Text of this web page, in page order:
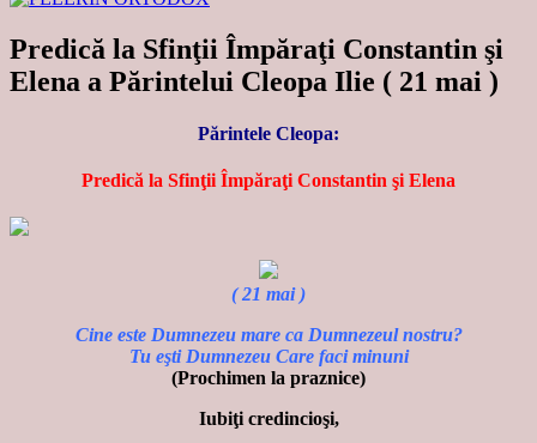
Predică la Sfinţii Împăraţi Constantin şi
Elena a Părintelui Cleopa Ilie ( 21 mai )
Părintele Cleopa:
Predică la Sfinţii Împăraţi Constantin şi Elena
( 21 mai )
Cine este Dumnezeu mare ca Dumnezeul nostru?
Tu eşti Dumnezeu Care faci minuni
(Prochimen la praznice)
Iubiţi credincioşi,